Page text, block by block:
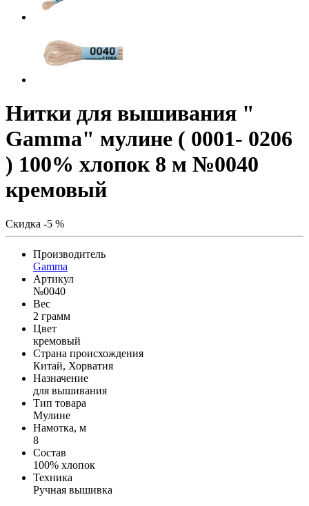
Нитки для вышивания "
Gamma" мулине ( 0001- 0206
) 100% хлопок 8 м №0040
кремовый
Скидка -5 %
Производитель
Gamma
Артикул
№0040
Вес
2 грамм
Цвет
кремовый
Страна происхождения
Китай, Хорватия
Назначение
для вышивания
Тип товара
Мулине
Намотка, м
8
Состав
100% хлопок
Техника
Ручная вышивка